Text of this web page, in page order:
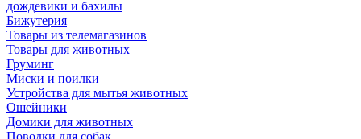
дождевики и бахилы
Бижутерия
Товары из телемагазинов
Товары для животных
Груминг
Миски и поилки
Устройства для мытья животных
Ошейники
Домики для животных
Поводки для собак